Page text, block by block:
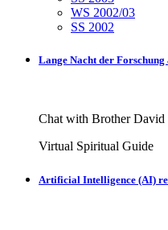
WS 2002/03
SS 2002
Lange Nacht der
Chat with Brother David
Virtual Spiritual Guide
Artificial Intelligence (AI)